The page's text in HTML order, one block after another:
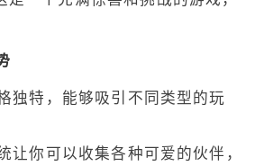
独特，能够吸引不同类型的玩
让你可以收集各种可爱的伙伴，